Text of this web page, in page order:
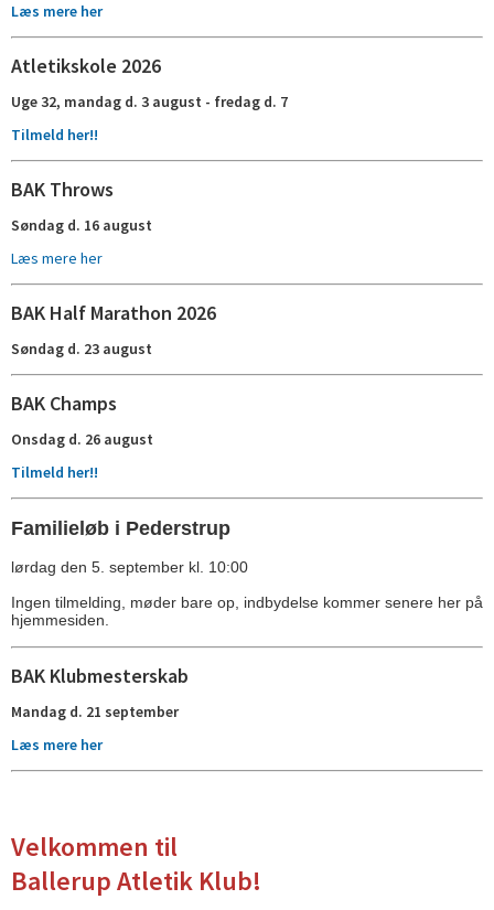
Læs mere her
Atletikskole 2026
Uge 32, mandag d. 3 august - fredag d. 7
Tilmeld her!!
BAK Throws
Søndag d. 16 august
Læs mere her
BAK Half Marathon 2026
Søndag d. 23 august
BAK Champs
Onsdag d. 26 august
Tilmeld her!!
Familieløb i Pederstrup
lørdag den 5. september kl. 10:00
Ingen tilmelding, møder bare op, indbydelse kommer senere her på
hjemmesiden.
BAK Klubmesterskab
Mandag d. 21 september
Læs mere her
Velkommen til
Ballerup Atletik Klub!